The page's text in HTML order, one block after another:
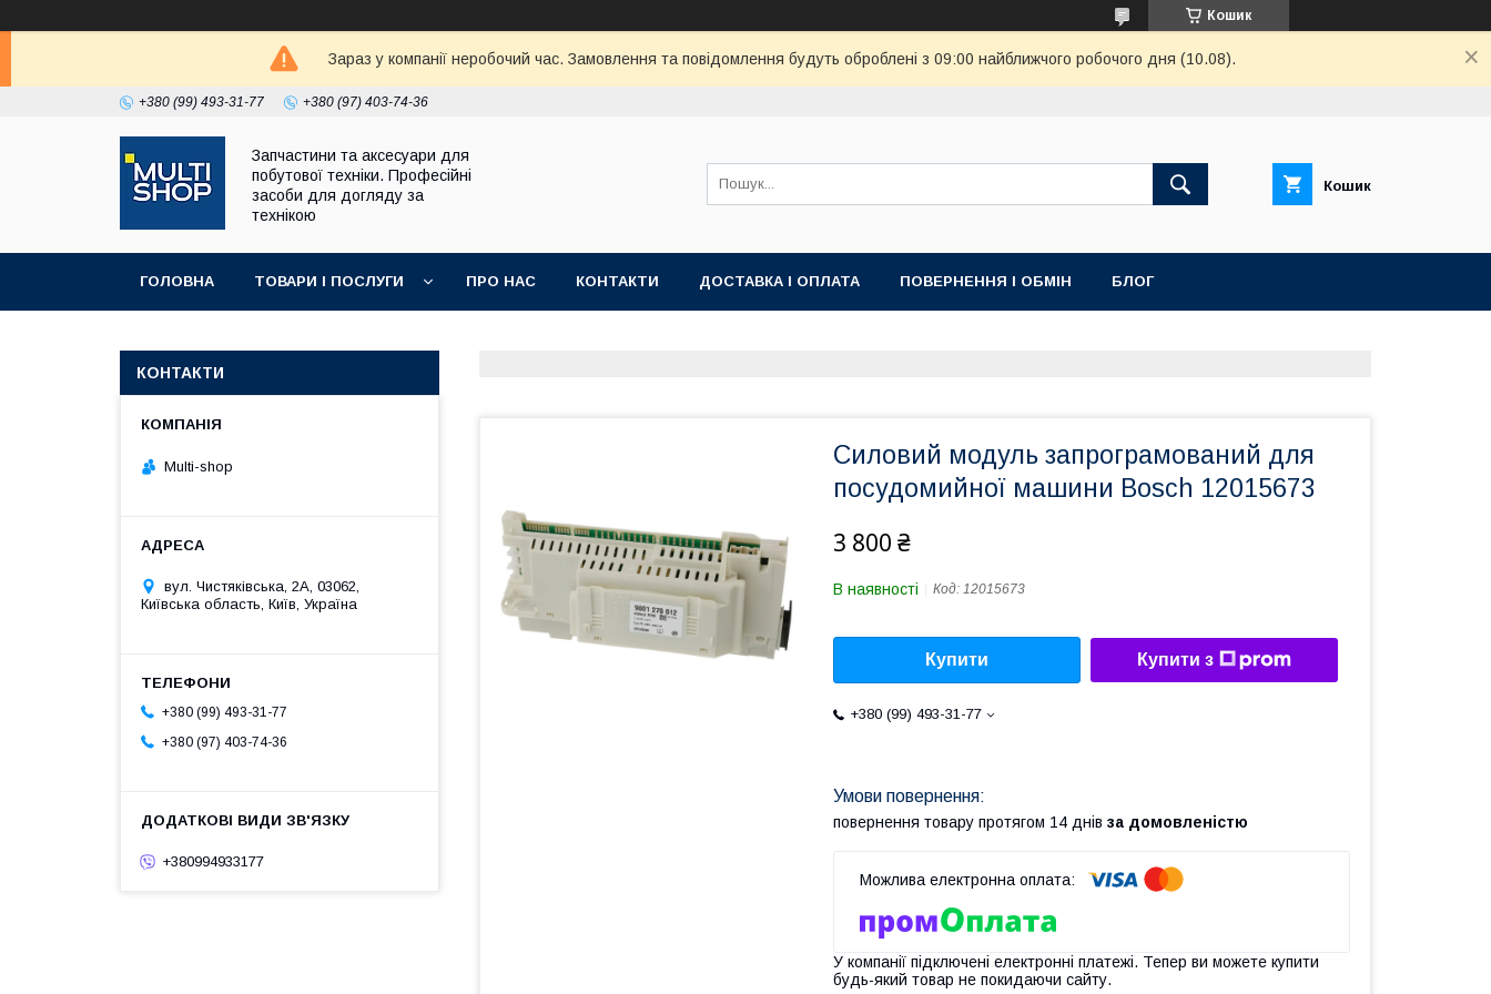
Кошик
Зараз у компанії неробочий час. Замовлення та повідомлення будуть оброблені з 09:00 найближчого робочого дня (10.08).
+380 (99) 493-31-77 +380 (97) 403-74-36
Запчастини та аксесуари для
побутової техніки. Професійні
засоби для догляду за
технікою
Кошик
ГОЛОВНА ТОВАРИ І ПОСЛУГИ ПРО НАС КОНТАКТИ ДОСТАВКА І ОПЛАТА ПОВЕРНЕННЯ І ОБМІН БЛОГ
Силовий модуль запрограмований для
посудомийної машини Bosch 12015673
3 800 ₴
В наявності Код: 12015673
Купити Купити з
+380 (99) 493-31-77
повернення товару протягом 14 днів за домовленістю
У компанії підключені електронні платежі. Тепер ви можете купити
будь-який товар не покидаючи сайту.
КОНТАКТИ
Multi-shop
вул. Чистяківська, 2А, 03062,
Київська область, Київ, Україна
+380 (99) 493-31-77
+380 (97) 403-74-36
+380994933177